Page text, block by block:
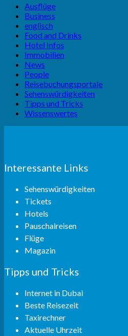
Ausflüge
Business
englisch
Food and Drinks
Hotel Infos
Immobilien
News
People
Reisebuchungsportale
Sehenswürdigkeiten
Tipps und Tricks
Wissenswertes
Interessante Links
Sehenswürdigkeiten
Tickets
Hotels
Pauschalreisen
Flüge
Magazin
Tipps und Tricks
Internet in Dubai
Beste Reisezeit
Taxirechner
Aktuelle Uhrzeit